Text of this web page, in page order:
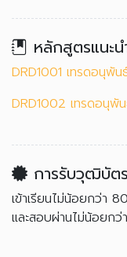
หลักสูตรแนะน
DRD1001 เทรดอนุพั
DRD1002 เทรดอนุพั
การรับวุฒิบัตร
เข้าเรียนไม่น้อยกว่า
และสอบผ่านไม่น้อยก